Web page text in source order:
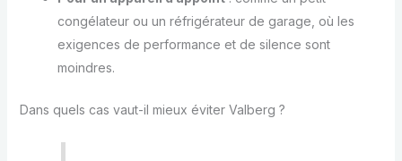
congélateur ou un réfrigérateur de garage, où les
exigences de performance et de silence sont
moindres.
Dans quels cas vaut-il mieux éviter Valberg ?